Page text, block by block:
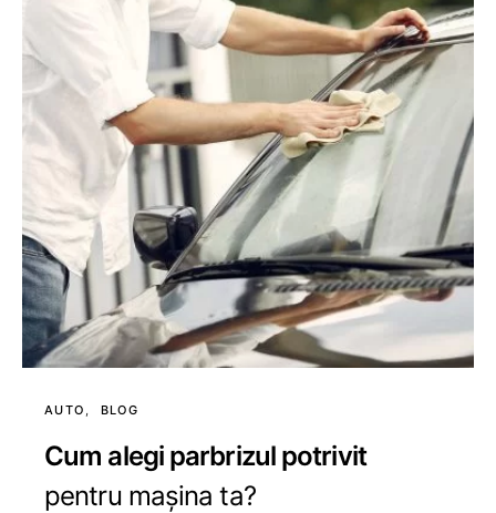
AUTO BLOG
Cum alegi parbrizul potrivit
pentru mașina ta?